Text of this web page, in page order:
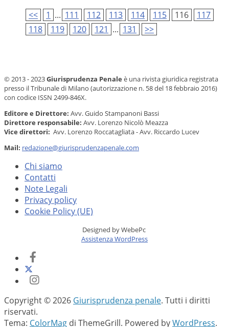
<<
1 ... 111 112 113 114 115 116
117
118
119 120 121 ... 131 >>
© 2013 - 2023Giurisprudenza Penale è una rivista giuridica registrata
presso il Tribunale di Milano (autorizzazione n. 58 del 18 febbraio 2016)
con codice ISSN 2499-846X.
Editore e Direttore: Avv. Guido Stampanoni Bassi
Direttore responsabile: Avv. Lorenzo Nicolò Meazza
Vice direttori: Avv. Lorenzo Roccatagliata - Avv. Riccardo Lucev
Mail: redazione@giurisprudenzapenale.com
Chi siamo
Contatti
Note Legali
Privacy policy
Cookie Policy (UE)
Designed by WebePc
Assistenza WordPress
Copyright © 2026 Giurisprudenza penale. Tutti i diritti
riservati.
Tema: ColorMag di ThemeGrill. Powered byWordPress.